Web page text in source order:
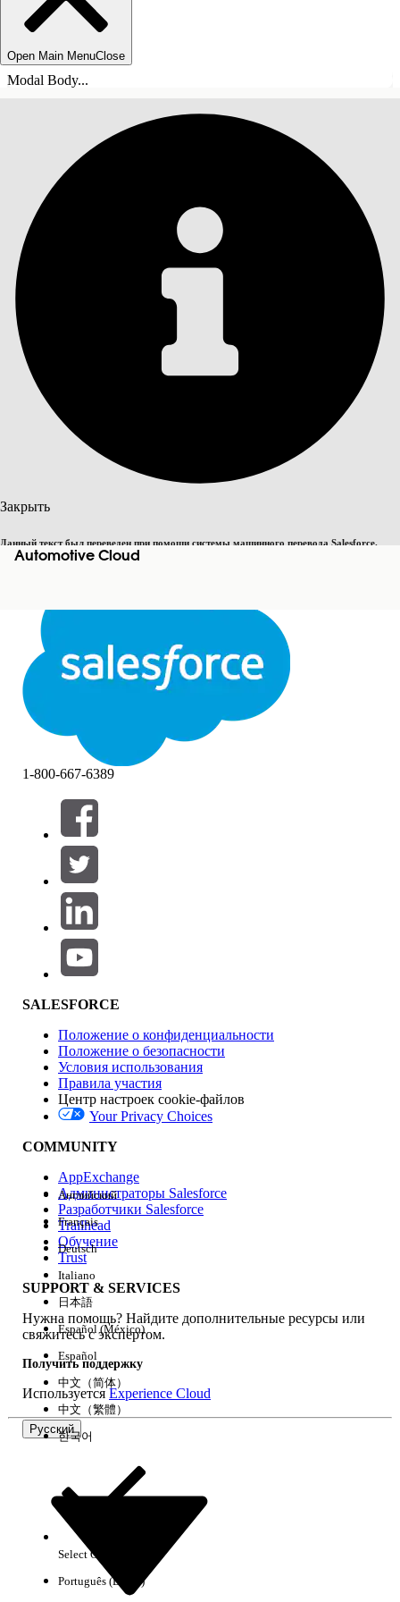
Open Main MenuClose
Modal Body...
Закрыть
Данный текст был переведен при помощи системы машинного перевода Salesforce.
Дополнительные сведения см.
Закрыть
Automotive Cloud
СОДЕРЖАНИЕ
Фильтровать по (0)
ВЫБРАТЬ ФИЛЬТРЫ
Область продуктов
Влияние на функции
Версия
Возможности
Очистить все Готово
Результаты отсутствуют
1-800-667-6389
SALESFORCE
Положение о конфиденциальности
Положение о безопасности
Условия использования
Правила участия
Центр настроек cookie-файлов
Your Privacy Choices
COMMUNITY
AppExchange
Администраторы Salesforce
Разработчики Salesforce
Trailhead
Обучение
Trust
SUPPORT & SERVICES
Нужна помощь? Найдите дополнительные ресурсы или
свяжитесь с экспертом.
Получить поддержку
ИспользуетсяExperience Cloud
Русский
Английский
Français
Deutsch
Italiano
日本語
Español (México)
Español
中文（简体）
中文（繁體）
한국어
Select Org
Português (Brasil)